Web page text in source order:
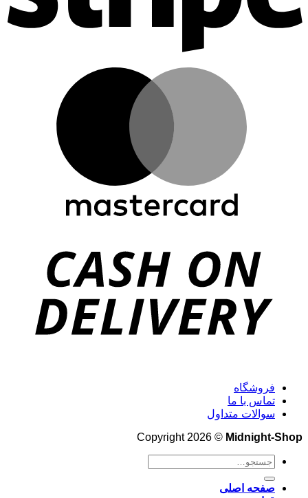
فروشگاه
تماس با ما
سوالات متداول
Copyright 2026 © Midnight-Shop
جستجو
صفحه اصلی